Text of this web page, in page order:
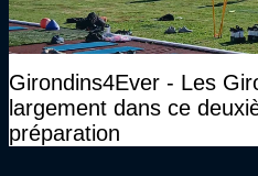
Girondins4Ever - Les
largement dans ce
préparation